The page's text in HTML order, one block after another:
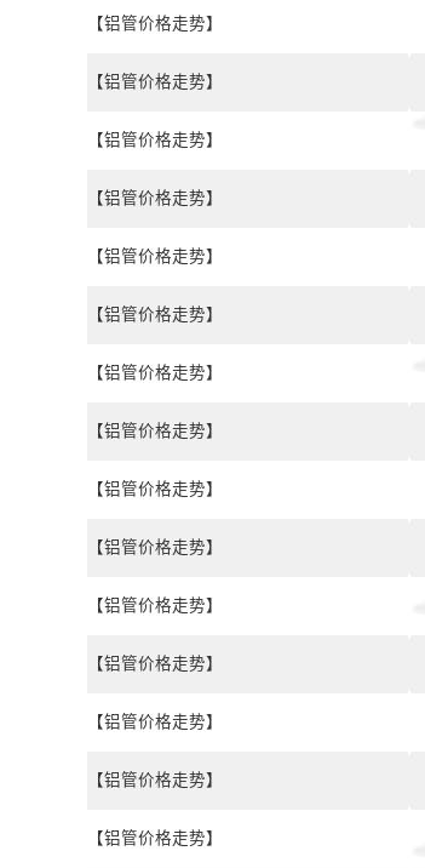
【铝管价格走势】
【铝管价格走势】
【铝管价格走势】
【铝管价格走势】
【铝管价格走势】
【铝管价格走势】
【铝管价格走势】
【铝管价格走势】
【铝管价格走势】
【铝管价格走势】
【铝管价格走势】
【铝管价格走势】
【铝管价格走势】
【铝管价格走势】
【铝管价格走势】